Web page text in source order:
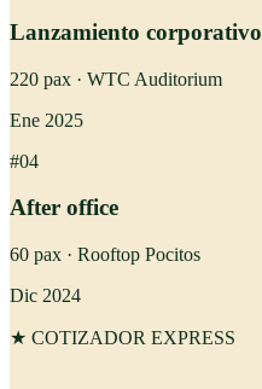
Lanzamiento corporativo
220 pax · WTC Auditorium
Ene 2025
#04
After office
60 pax · Rooftop Pocitos
Dic 2024
★ COTIZADOR EXPRESS